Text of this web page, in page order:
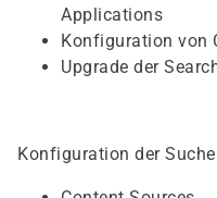
Applications
Konfiguration von
Upgrade der
Konfiguration der Suche